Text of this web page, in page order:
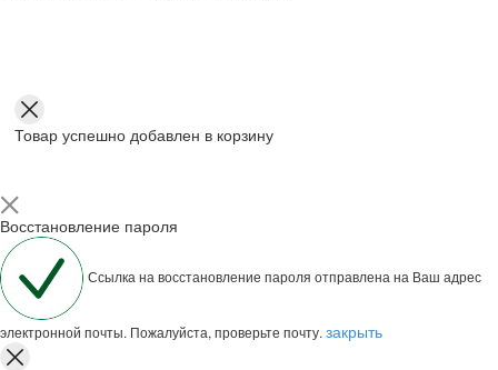
Товар успешно добавлен в корзину
Восстановление пароля
Ссылка на восстановление пароля отправлена на Ваш адрес
электронной почты. Пожалуйста, проверьте почту. закрыть